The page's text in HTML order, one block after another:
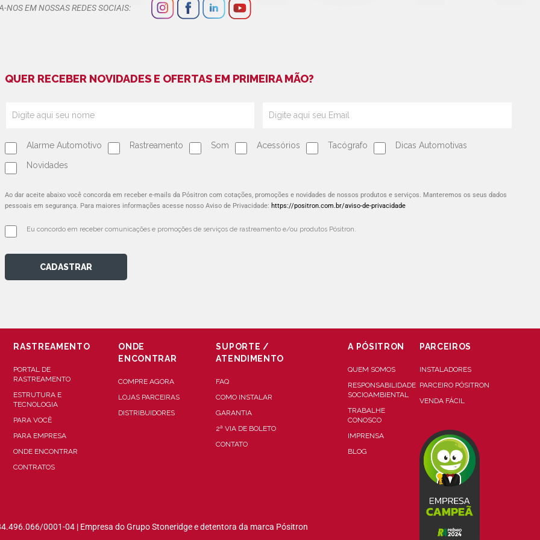
NOS EM NOSSAS REDES SOCIAIS:
QUER RECEBER NOVIDADES E OFERTAS EM PRIMEIRA MÃO?
Alarme Automotivo Rastreamento Som Acessórios Tacógrafo Dicas Automotivas
Novidades
Ao dar aceite abaixo você concorda em receber e-mails da Pósitron com cotações, promoções e novidades de nossos produtos e serviços. Manteremos os seus dados
pessoais em segurança. Para maiores informações acesse nosso Aviso de Privacidade: https://positron.com.br/aviso-de-privacidade
Eu concordo em receber comunicações e promoções de serviços de rastreamento e/ou produtos Pósitron.
CADASTRAR
RASTREAMENTO
PORTAL DE
RASTREAMENTO
ESTRUTURA E
TECNOLOGIA
PARA VOCÊ
PARA EMPRESA
ONDE ENCONTRAR
CONTRATOS
ONDE
ENCONTRAR
COMPRE AGORA
LOJAS PARCEIRAS
DISTRIBUIDORES
SUPORTE /
ATENDIMENTO
FAQ
COMO INSTALAR
GARANTIA
2ª VIA DE BOLETO
CONTATO
A PÓSITRON
QUEM SOMOS
RESPONSABILIDADE
SOCIOAMBIENTAL
TRABALHE
CONOSCO
IMPRENSA
BLOG
PARCEIROS
INSTALADORES
PARCEIRO PÓSITRON
VENDA FÁCIL
0001-04 | Empresa do Grupo Stoneridge e detentora da marca Pósitron